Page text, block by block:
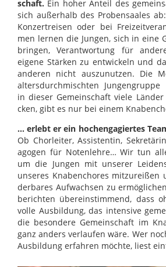
schaft. Ein hoher Anteil des
sich außer­halb des Pro­ben­saa­les
Kon­zert­rei­sen oder bei
men ler­nen die Jun­gen, sich in eine
brin­gen, Ver­ant­wor­tung für
eigene Stär­ken zu ent­wi­ckeln und
ande­ren nicht aus­zu­nut­zen. Die
alters­durch­misch­ten
in die­ser Gemein­schaft viele
cken, gibt es nur bei einem
… erlebt er ein hoch­en­ga­gier­tes
Ob Chor­lei­ter, Assis­ten­tin,
ago­gen für Noten­leh­re… Wir tun
um die Jun­gen mit unse­rer
unse­res Kna­ben­cho­res
der­ba­res Auf­wach­sen zu
berich­ten über­ein­stim­mend, dass
volle Aus­bil­dung, das inten­sive
die beson­dere Gemein­schaft im
ganz anders ver­lau­fen wäre. Wer
Aus­bil­dung erfah­ren möchte, liest